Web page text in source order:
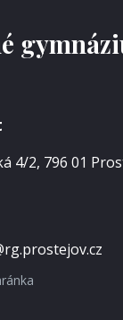
4/2, 796 01